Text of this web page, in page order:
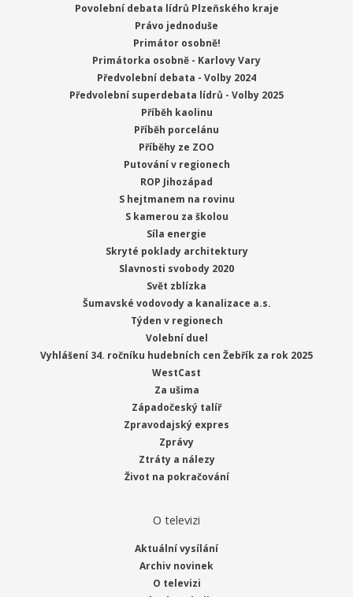
Povolební debata lídrů Plzeňského kraje
Právo jednoduše
Primátor osobně!
Primátorka osobně - Karlovy Vary
Předvolební debata - Volby 2024
Předvolební superdebata lídrů - Volby 2025
Příběh kaolinu
Příběh porcelánu
Příběhy ze ZOO
Putování v regionech
ROP Jihozápad
S hejtmanem na rovinu
S kamerou za školou
Síla energie
Skryté poklady architektury
Slavnosti svobody 2020
Svět zblízka
Šumavské vodovody a kanalizace a.s.
Týden v regionech
Volební duel
Vyhlášení 34. ročníku hudebních cen Žebřík za rok 2025
WestCast
Za ušima
Západočeský talíř
Zpravodajský expres
Zprávy
Ztráty a nálezy
Život na pokračování
O televizi
Aktuální vysílání
Archiv novinek
O televizi